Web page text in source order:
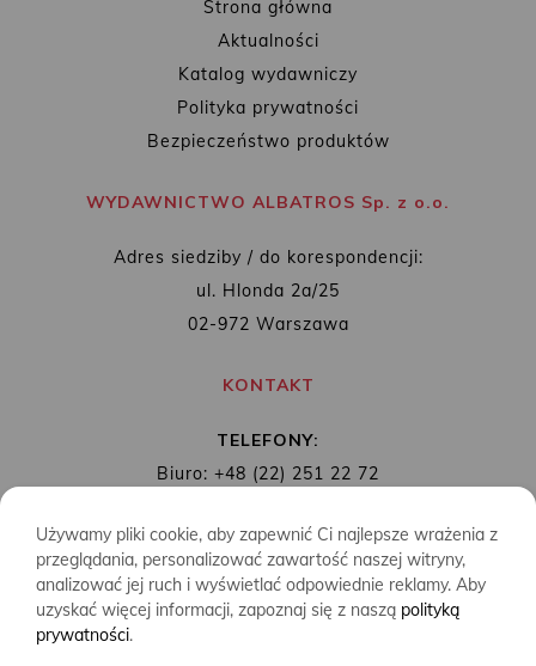
Strona główna
Aktualności
Katalog wydawniczy
Polityka prywatności
Bezpieczeństwo produktów
WYDAWNICTWO ALBATROS Sp. z o.o.
Adres siedziby / do korespondencji:
ul. Hlonda 2a/25
02-972 Warszawa
KONTAKT
TELEFONY:
Biuro: +48 (22) 251 22 72
MAIL: biuro@wydawnictwoalbatros.com
Używamy pliki cookie, aby zapewnić Ci najlepsze wrażenia z
przeglądania, personalizować zawartość naszej witryny,
analizować jej ruch i wyświetlać odpowiednie reklamy. Aby
uzyskać więcej informacji, zapoznaj się z naszą polityką
prywatności.